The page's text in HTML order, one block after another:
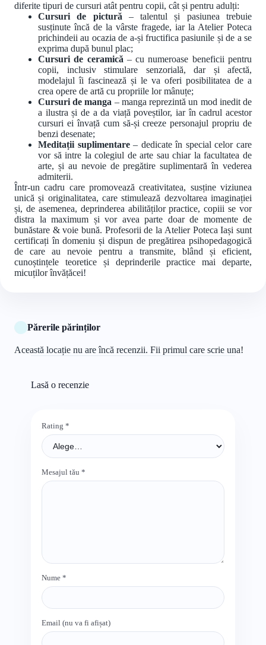
diferite tipuri de cursuri atât pentru copii, cât și pentru adulți:
Cursuri de pictură – talentul și pasiunea trebuie
susținute încă de la vârste fragede, iar la Atelier Poteca
prichindeii au ocazia de a-și fructifica pasiunile și de a se
exprima după bunul plac;
Cursuri de ceramică – cu numeroase beneficii pentru
copii, inclusiv stimulare senzorială, dar și afectă,
modelajul îi fascinează și le va oferi posibilitatea de a
crea opere de artă cu propriile lor mânuțe;
Cursuri de manga – manga reprezintă un mod inedit de
a ilustra și de a da viață poveștilor, iar în cadrul acestor
cursuri ei învață cum să-și creeze personajul propriu de
benzi desenate;
Meditații suplimentare– dedicate în special celor care
vor să intre la colegiul de arte sau chiar la facultatea de
arte, și au nevoie de pregătire suplimentară în vederea
admiterii.
Într-un cadru care promovează creativitatea, susține viziunea
unică și originalitatea, care stimulează dezvoltarea imaginației
și, de asemenea, deprinderea abilităților practice, copiii se vor
distra la maximum și vor avea parte doar de momente de
bunăstare & voie bună. Profesorii de la Atelier Poteca Iași sunt
certificați în domeniu și dispun de pregătirea psihopedagogică
de care au nevoie pentru a transmite, blând și eficient,
cunoștințele teoretice și deprinderile practice mai departe,
micuților învățăcei!
Părerile părinților
Această locație nu are încă recenzii. Fii primul care scrie una!
Lasă o recenzie
Rating *
Mesajul tău *
Nume *
Email (nu va fi afișat)